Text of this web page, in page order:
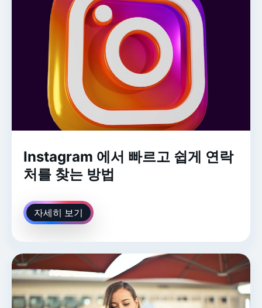
Instagram 에서 빠르고 쉽게 연락
처를 찾는 방법
자세히 보기